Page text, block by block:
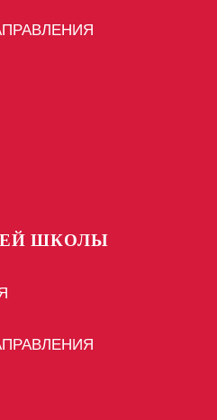
ШКОЛЫ